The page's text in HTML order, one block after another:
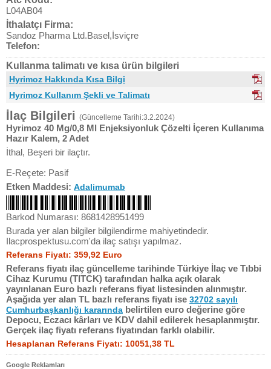
L04AB04
İthalatçı Firma:
Sandoz Pharma Ltd.Basel,İsviçre
Telefon:
Kullanma talimatı ve kısa ürün bilgileri
Hyrimoz Hakkında Kısa Bilgi
Hyrimoz Kullanım Şekli ve Talimatı
İlaç Bilgileri (Güncelleme Tarihi:3.2.2024)
Hyrimoz 40 Mg/0,8 Ml Enjeksiyonluk Çözelti İçeren Kullanıma
Hazır Kalem, 2 Adet
İthal, Beşeri bir ilaçtır.
E-Reçete: Pasif
Etken Maddesi: Adalimumab
Barkod Numarası: 8681428951499
Burada yer alan bilgiler bilgilendirme mahiyetindedir.
Ilacprospektusu.com'da ilaç satışı yapılmaz.
Referans Fiyatı: 359,92 Euro
Referans fiyatı ilaç güncelleme tarihinde Türkiye İlaç ve Tıbbi
Cihaz Kurumu (TITCK) tarafından halka açık olarak
yayınlanan Euro bazlı referans fiyat listesinden alınmıştır.
Aşağıda yer alan TL bazlı referans fiyatı ise 32702 sayılı
Cumhurbaşkanlığı kararında belirtilen euro değerine göre
Depocu, Eczacı kârları ve KDV dahil edilerek hesaplanmıştır.
Gerçek ilaç fiyatı referans fiyatından farklı olabilir.
Hesaplanan Referans Fiyatı: 10051,38 TL
Google Reklamları